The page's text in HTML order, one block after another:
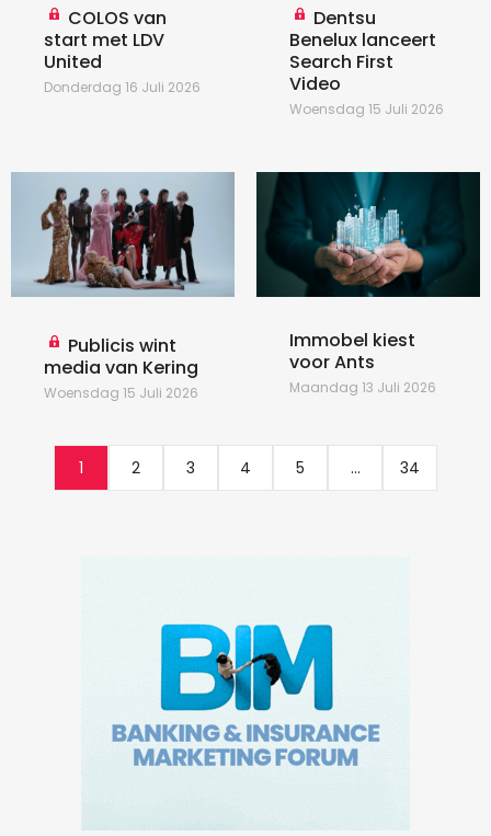
COLOS van
start met LDV
United
Donderdag 16 Juli 2026
Dentsu
Benelux lanceert
Search First
Video
Woensdag 15 Juli 2026
Publicis wint
media van Kering
Woensdag 15 Juli 2026
Immobel kiest
voor Ants
Maandag 13 Juli 2026
1 2 3 4 5 ... 34